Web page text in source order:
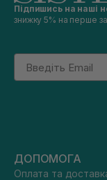
Підпишись на наші
знижку 5% на перше
Email
ДОПОМОГА
Оплата та